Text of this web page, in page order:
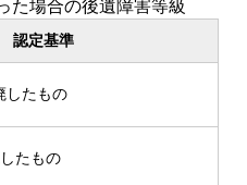
た場合の後遺障害等級
認定基準
したもの
たもの